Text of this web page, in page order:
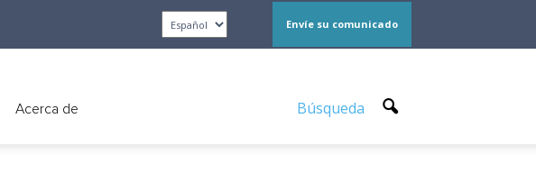
Envíe su comunicado
Acerca de Búsqueda